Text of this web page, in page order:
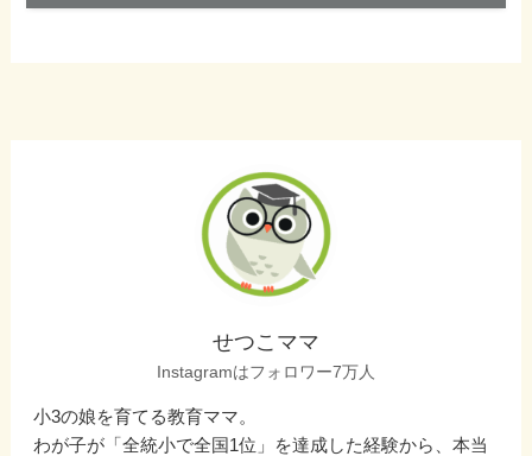
せつこママ
Instagramはフォロワー7万人
小3の娘を育てる教育ママ。
わが子が「全統小で全国1位」を達成した経験から、本当